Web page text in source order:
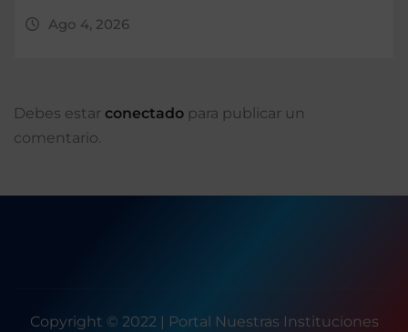
Ago 4, 2026
Debes estar conectado para publicar un
comentario.
Copyright © 2022 | Portal Nuestras Instituciones